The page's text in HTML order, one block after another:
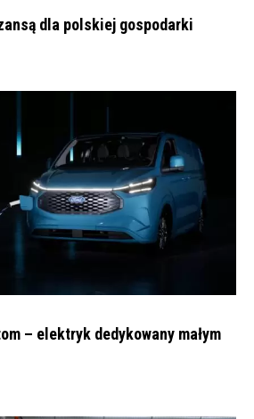
dla polskiej gospodarki
– elektryk dedykowany małym